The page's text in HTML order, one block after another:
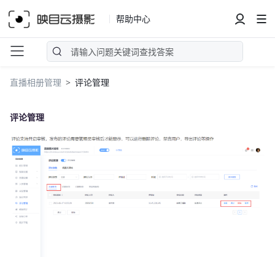
帮助中心
直播相册管理 评论管理
评论管理